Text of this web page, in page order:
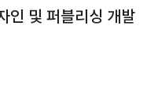
인 및 퍼블리싱 개발